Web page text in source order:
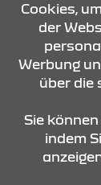
Cookies,
der
Werbung
über die
Sie
indem